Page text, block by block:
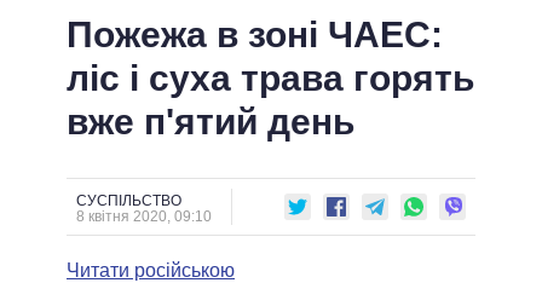
СТРІЧКА
ПОДІЇ
СТАТТІ
ОГЛЯДИ
ДАЙДЖЕСТИ
ПОЛІТИКА
ЕКОНОМІКА
СУСПІЛЬСТВО
ОБIЦЯНКИ
ПОЛIТИКИ
ПРЕЗИДЕНТ І ОФІС
ВЕРХОВНА РАДА
ІНФОГРАФІКА
ВІДЕО
Пожежа в зоні ЧАЕС:
ліс і суха трава горять
вже п'ятий день
СУСПІЛЬСТВО
8 квітня 2020, 09:10
Читати російською